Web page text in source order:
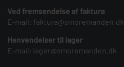
Ved fremsendelse af faktura
E-mail: faktura@smoremanden.dk
Henvendelser til lager
E-mail: lager@smoremanden.dk